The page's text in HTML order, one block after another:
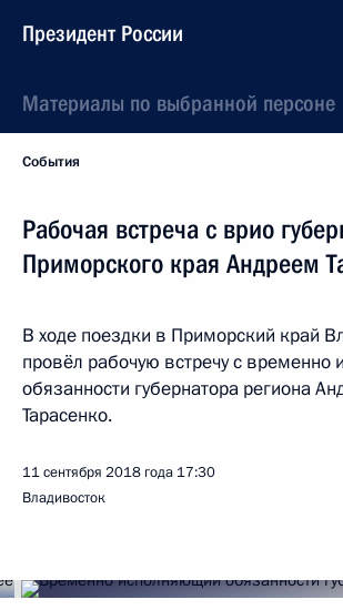
Президент России
Материалы по выбранной персоне
События
Рабочая встреча с врио
Приморского края Андреем
В ходе поездки в Приморский край
провёл рабочую встречу с
обязанности губернатора региона
Тарасенко.
11 сентября 2018 года 17:30
Владивосток